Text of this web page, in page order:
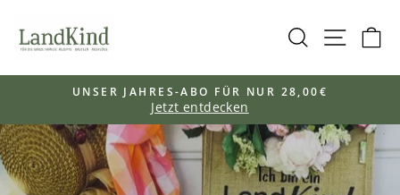
zum
Inhalt
LANDKIND SUCHE
Pause
Diashow
UNSER JAHRES-ABO FÜR NUR 28,00€
Jetzt entdecken